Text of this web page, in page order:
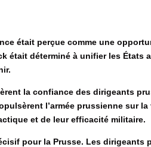
était perçue comme une
déterminé à unifier les États
la confiance des dirigeants
l’armée prussienne sur
et de leur efficacité militaire.
pour la Prusse. Les